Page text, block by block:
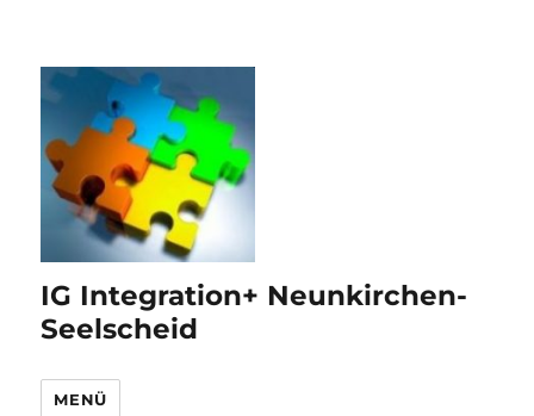
IG Integration+ Neunkirchen-
Seelscheid
MENÜ